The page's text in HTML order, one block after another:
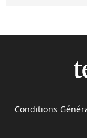
Conditions